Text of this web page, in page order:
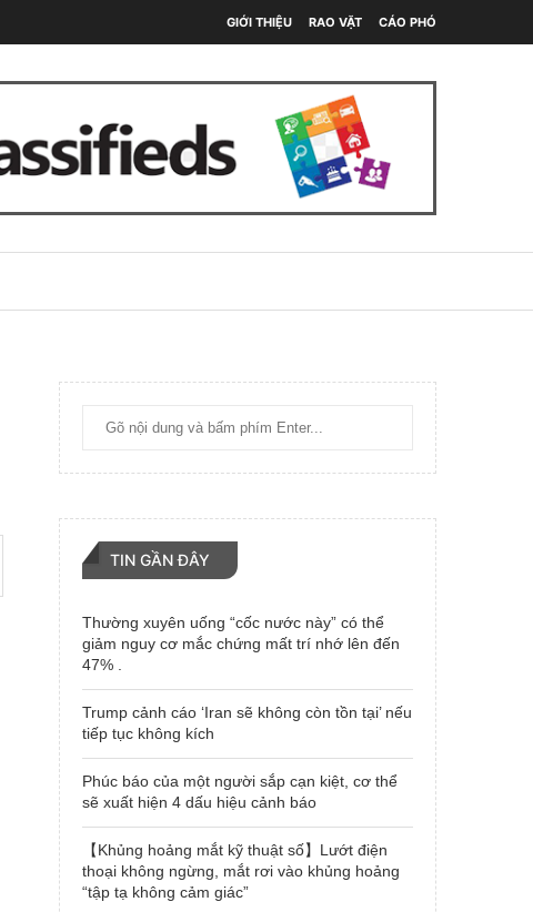
GIỚI THIỆU RAO VẶT CÁO PHÓ
TIN GẦN ĐÂY
Thường xuyên uống “cốc nước này” có thể
giảm nguy cơ mắc chứng mất trí nhớ lên đến
47% .
Trump cảnh cáo ‘Iran sẽ không còn tồn tại’ nếu
tiếp tục không kích
Phúc báo của một người sắp cạn kiệt, cơ thể
sẽ xuất hiện 4 dấu hiệu cảnh báo
【Khủng hoảng mắt kỹ thuật số】Lướt điện
thoại không ngừng, mắt rơi vào khủng hoảng
“tập tạ không cảm giác”